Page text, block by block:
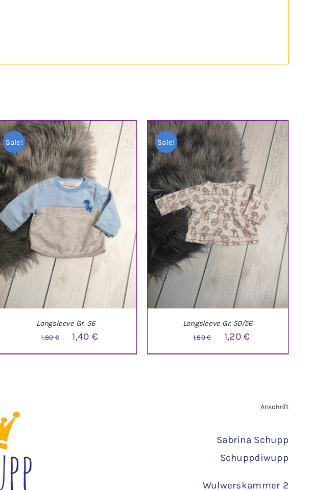
Sale!
Longsleeve Gr. 56
1,80€
Ursprünglicher
Preis
1,40 €
Preis
Sale!
DETAILS
Longsleeve Gr. 50/56
1,80€
Ursprünglicher
Preis
1,20€
Preis
Anschrift
Sabrina Schupp
Schuppdiwupp
Wulwerskammer 2